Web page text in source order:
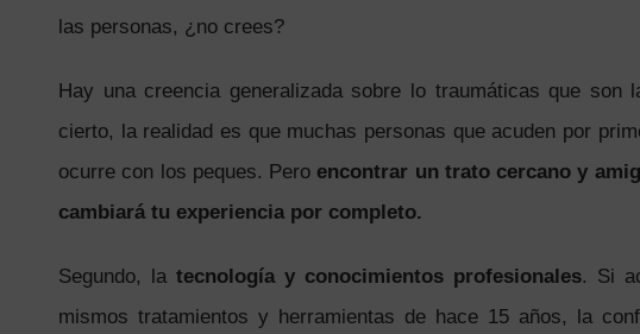
las personas, ¿no crees?
Hay una creencia generalizada sobre lo traumáticas que
cierto, la realidad es que muchas personas que acuden por
ocurre con los peques. Pero encontrar un trato cercano y
cambiará tu experiencia por completo.
Segundo, la tecnología y conocimientos profesionales. Si
mismos tratamientos y herramientas de hace 15 años, la